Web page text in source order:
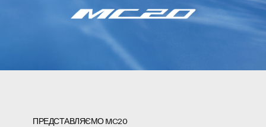
ПРЕДСТАВЛЯЄМО MC20